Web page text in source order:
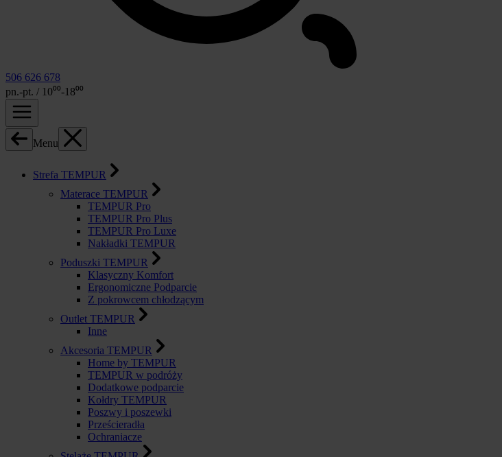
506 626 678
pn.-pt. / 10⁰⁰-18⁰⁰
Menu
Strefa TEMPUR
Materace TEMPUR
TEMPUR Pro
TEMPUR Pro Plus
TEMPUR Pro Luxe
Nakładki TEMPUR
Poduszki TEMPUR
Klasyczny Komfort
Ergonomiczne Podparcie
Z pokrowcem chłodzącym
Outlet TEMPUR
Inne
Akcesoria TEMPUR
Home by TEMPUR
TEMPUR w podróży
Dodatkowe podparcie
Kołdry TEMPUR
Poszwy i poszewki
Prześcieradła
Ochraniacze